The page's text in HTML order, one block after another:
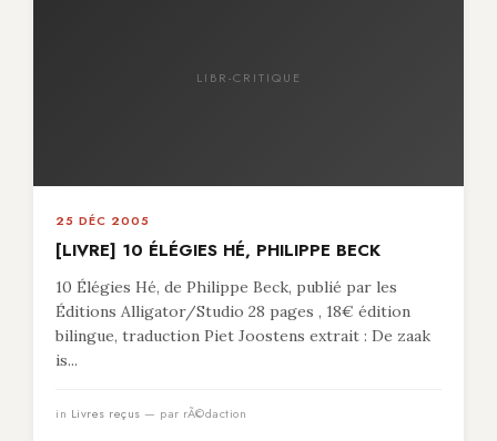
LIBR-CRITIQUE
25 DÉC 2005
[LIVRE] 10 ÉLÉGIES HÉ, PHILIPPE BECK
10 Élégies Hé, de Philippe Beck, publié par les
Éditions Alligator/Studio 28 pages , 18€ édition
bilingue, traduction Piet Joostens extrait : De zaak
is...
in Livres reçus — par rÃ©daction